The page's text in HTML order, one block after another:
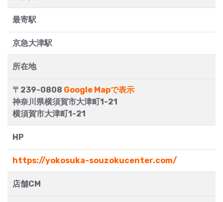
最寄駅
京急大津駅
所在地
〒239-0808 Google Mapで表示
神奈川県横須賀市大津町1-21
横須賀市大津町1-21
HP
https://yokosuka-souzokucenter.com/
店舗CM